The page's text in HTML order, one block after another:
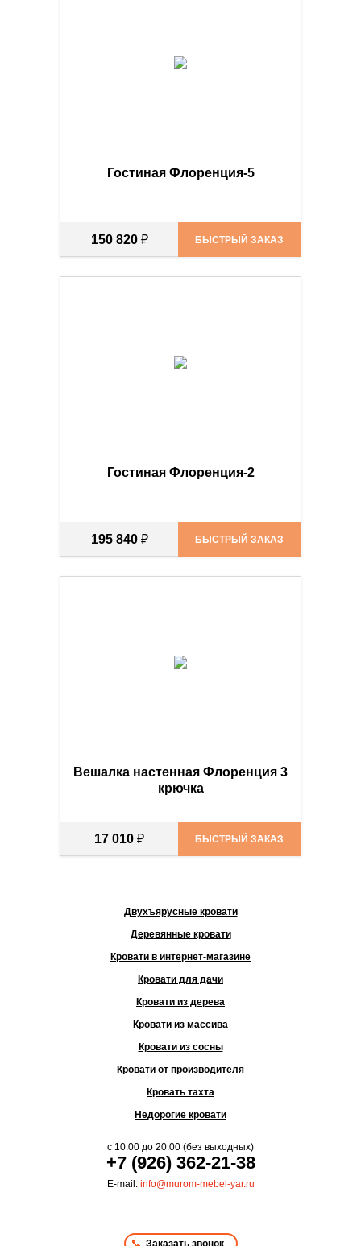
Гостиная Флоренция-5
150 820 ₽ БЫСТРЫЙ ЗАКАЗ
Гостиная Флоренция-2
195 840 ₽ БЫСТРЫЙ ЗАКАЗ
Вешалка настенная Флоренция 3
крючка
17 010 ₽ БЫСТРЫЙ ЗАКАЗ
Двухъярусные кровати
Деревянные кровати
Кровати в интернет-магазине
Кровати для дачи
Кровати из дерева
Кровати из массива
Кровати из сосны
Кровати от производителя
Кровать тахта
Недорогие кровати
с 10.00 до 20.00 (без выходных)
+7 (926) 362-21-38
E-mail: info@murom-mebel-yar.ru
Заказать звонок